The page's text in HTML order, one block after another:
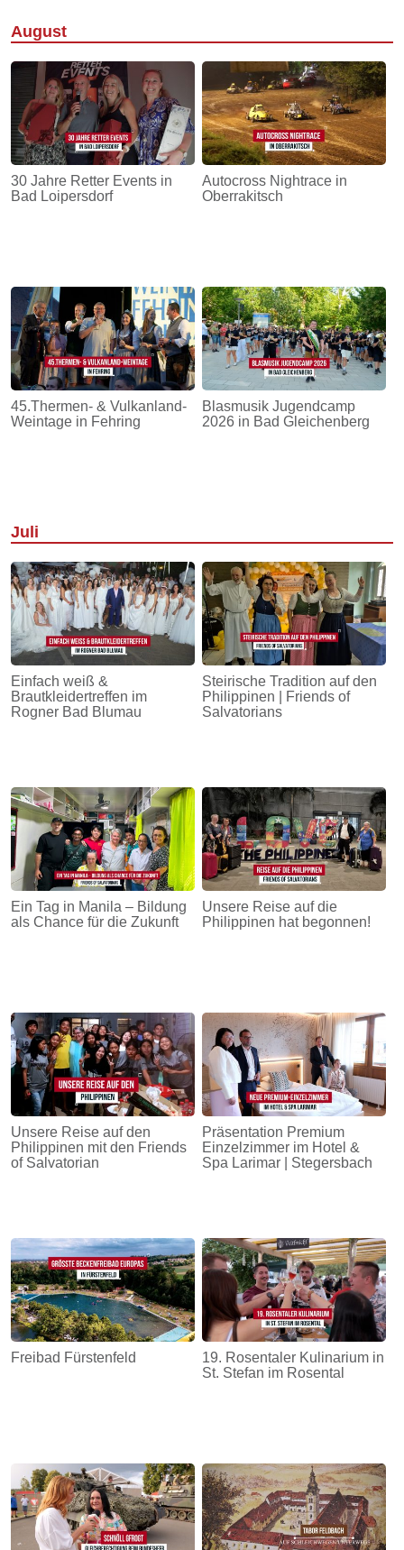
August
30 Jahre Retter Events in
Bad Loipersdorf
Autocross Nightrace in
Oberrakitsch
45.Thermen- & Vulkanland-
Weintage in Fehring
Blasmusik Jugendcamp
2026 in Bad Gleichenberg
Juli
Einfach weiß &
Brautkleidertreffen im
Rogner Bad Blumau
Steirische Tradition auf den
Philippinen | Friends of
Salvatorians
Ein Tag in Manila – Bildung
als Chance für die Zukunft
Unsere Reise auf die
Philippinen hat begonnen!
Unsere Reise auf den
Philippinen mit den Friends
of Salvatorian
Präsentation Premium
Einzelzimmer im Hotel &
Spa Larimar | Stegersbach
Freibad Fürstenfeld
19. Rosentaler Kulinarium in
St. Stefan im Rosental